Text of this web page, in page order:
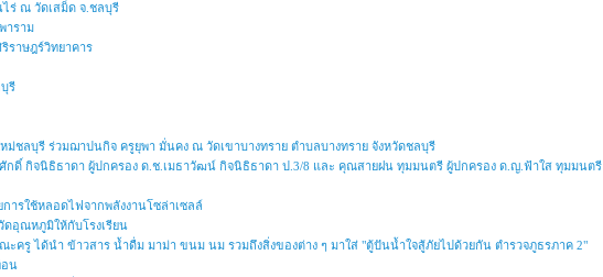
ร่ ณ วัดเสม็ด จ.ชลบุรี
าราม
ราษฎร์วิทยาคาร
รี
ม่ชลบุรี ร่วมฌาปนกิจ ครูยุพา มั่นคง ณ วัดเขาบางทราย ตำบลบางทราย จังหวัดชลบุรี
กดิ์ กิจนิธิธาดา ผู้ปกครอง ด.ช.เมธาวัฒน์ กิจนิธิธาดา ป.3/8 และ คุณสายฝน ทุมมนตรี ผู้ปกครอง ด.ญ.ฟ้าใส ทุมมนตรี
ารใช้หลอดไฟจากพลังงานโซล่าเซลล์
ดอุณหภูมิให้กับโรงเรียน
ะครู ได้นำ ข้าวสาร น้ำดื่ม มาม่า ขนม นม รวมถึงสิ่งของต่าง ๆ มาใส่ "ตู้ปันน้ำใจสู้ภัยไปด้วยกัน ตำรวจภูธรภาค 2"
อน